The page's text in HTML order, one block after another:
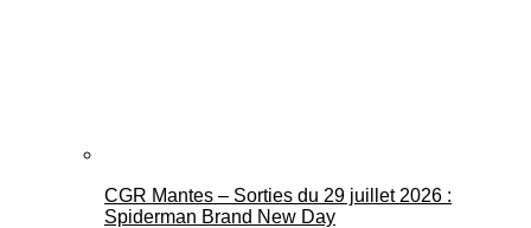
CGR Mantes – Sorties du 29 juillet 2026 :
Spiderman Brand New Day